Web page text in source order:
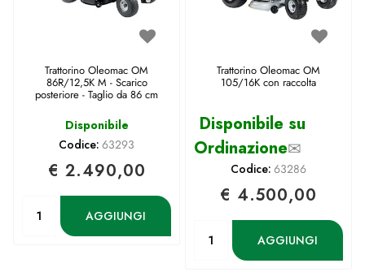
Trattorino Oleomac OM
86R/12,5K M - Scarico
posteriore - Taglio da 86 cm
Disponibile
Codice: 63293
€ 2.490,00
AGGIUNGI
Trattorino Oleomac OM
105/16K con raccolta
Disponibile su
Ordinazione✉
Codice: 63286
€ 4.500,00
AGGIUNGI